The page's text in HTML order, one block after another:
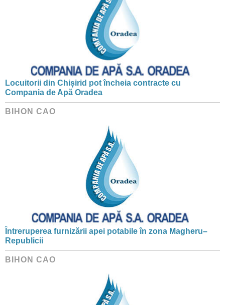
Locuitorii din Chișirid pot încheia contracte cu
Compania de Apă Oradea
BIHON CAO
Întreruperea furnizării apei potabile în zona Magheru–
Republicii
BIHON CAO